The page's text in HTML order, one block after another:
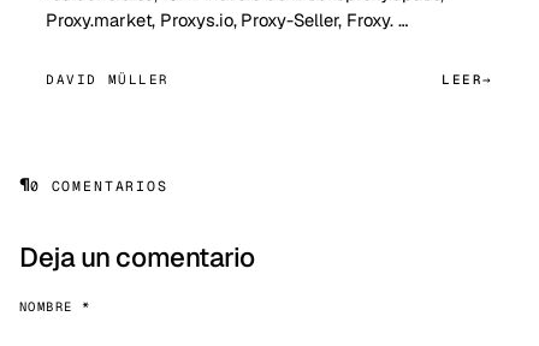
Proxy.market, Proxys.io, Proxy-Seller, Froxy. …
DAVID MÜLLER LEER
¶0 COMENTARIOS
Deja un comentario
NOMBRE *